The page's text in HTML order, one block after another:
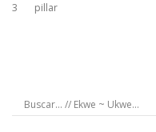
3
pillar